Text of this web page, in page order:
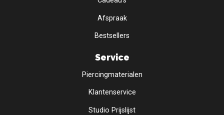
Afspraak
Bestsellers
Service
Piercingmaterialen
Klantenservice
Studio Prijslijst